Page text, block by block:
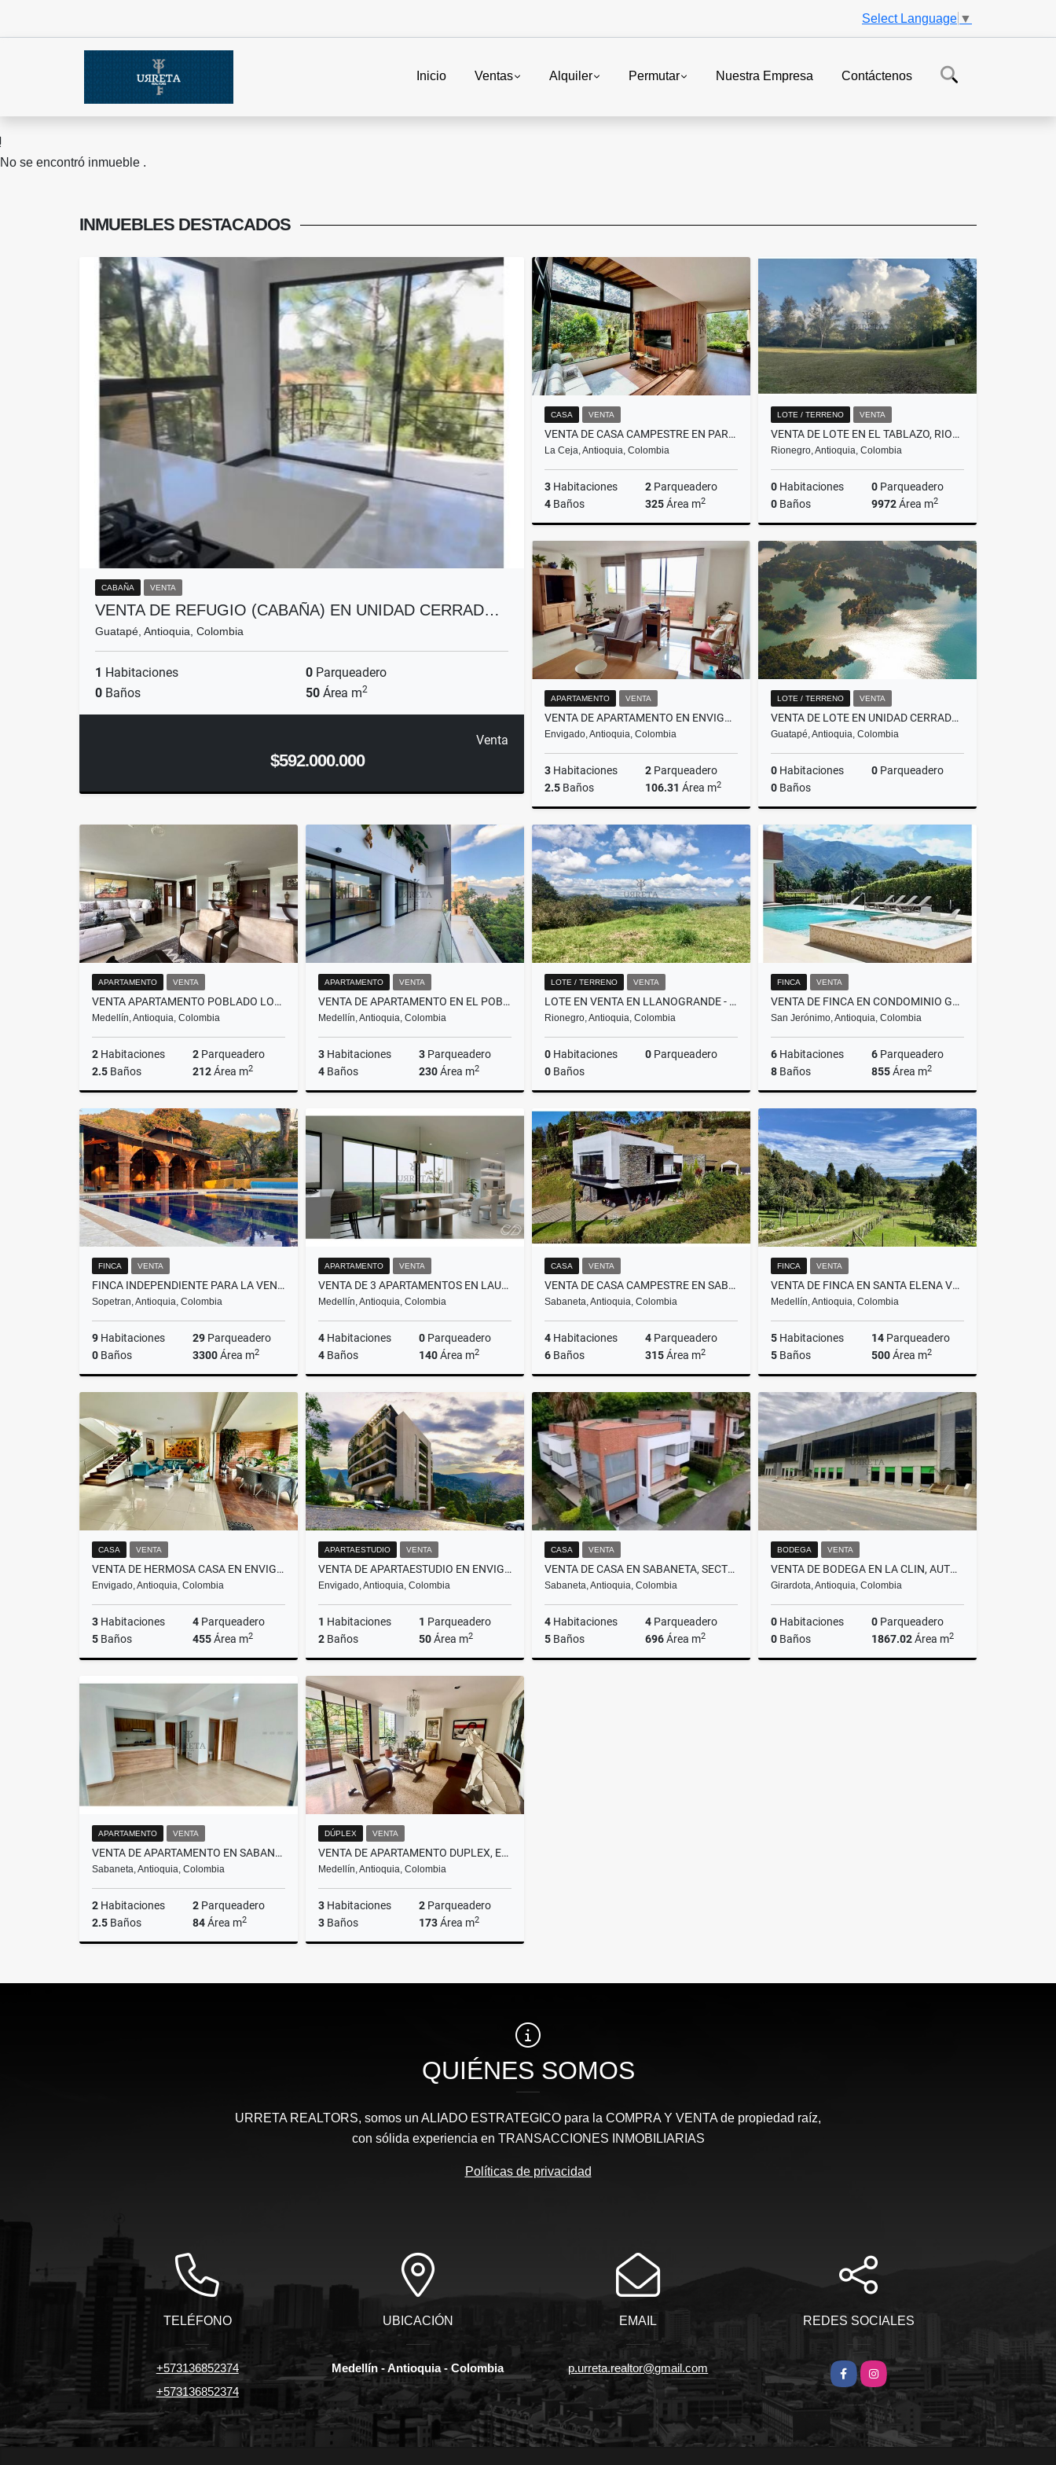
Select Language ▼
Inicio Ventas Alquiler Permutar Nuestra Empresa Contáctenos
No se encontró inmueble .
INMUEBLES DESTACADOS
CABAÑA VENTA
VENTA DE REFUGIO (CABAÑA) EN UNIDAD CERRAD…
Guatapé, Antioquia, Colombia
1 Habitaciones 0 Parqueadero
0 Baños 50 Área m2
Venta
$592.000.000
CASA VENTA
VENTA DE CASA CAMPESTRE EN PARCELACION EN LA CEJA, EL CAPIRO
La Ceja, Antioquia, Colombia
3 Habitaciones 2 Parqueadero
4 Baños 325Área m2
Venta
$2.900.000.000
LOTE / TERRENO VENTA
VENTA DE LOTE EN EL TABLAZO, RIONEGRO
Rionegro, Antioquia, Colombia
0 Habitaciones 0 Parqueadero
0 Baños 9972Área m2
Venta
$1.900.000.000
APARTAMENTO VENTA
VENTA DE APARTAMENTO EN ENVIGADO, SECTOR LA INMACULADA
Envigado, Antioquia, Colombia
3 Habitaciones 2 Parqueadero
2.5 Baños 106.31 Área m2
$680.000.000
LOTE / TERRENO VENTA
VENTA DE LOTE EN UNIDAD CERRADA, CON SALIDA AL EMBALSE - GUATAPE
Guatapé, Antioquia, Colombia
0 Habitaciones 0 Parqueadero
0 Baños
$580.000.000
APARTAMENTO VENTA
VENTA APARTAMENTO POBLADO LOMA LALINDE MEDELLÍN
Medellín, Antioquia, Colombia
2 Habitaciones 2 Parqueadero
2.5 Baños 212Área m2
Venta
$1.500.000.000
APARTAMENTO VENTA
VENTA DE APARTAMENTO EN EL POBLADO, SECTOR EL TESORO
Medellín, Antioquia, Colombia
3 Habitaciones 3 Parqueadero
4 Baños 230Área m2
Venta
$1.850.000.000
LOTE / TERRENO VENTA
LOTE EN VENTA EN LLANOGRANDE - CON NORMA PARA CONDOMINIO
Rionegro, Antioquia, Colombia
0 Habitaciones 0 Parqueadero
0 Baños
Venta
$6.233.250.000
FINCA VENTA
VENTA DE FINCA EN CONDOMINIO GUAYACANES, SAN JERONIMO, ANT. - AMOBLADA
San Jerónimo, Antioquia, Colombia
6 Habitaciones 6 Parqueadero
8 Baños 855Área m2
Venta
$4.400.000.000
FINCA VENTA
FINCA INDEPENDIENTE PARA LA VENTA EN SOPETRAN, ANTIOQUIA
Sopetran, Antioquia, Colombia
9 Habitaciones 29 Parqueadero
0 Baños 3300Área m2
$2.200.000.000
APARTAMENTO VENTA
VENTA DE 3 APARTAMENTOS EN LAURELES PARA AIRBNB RENTAS CORTAS
Medellín, Antioquia, Colombia
4 Habitaciones 0 Parqueadero
4 Baños 140Área m2
Venta
$1.600.000.000
CASA VENTA
VENTA DE CASA CAMPESTRE EN SABANETA VEREDA LAS LOMITAS
Sabaneta, Antioquia, Colombia
4 Habitaciones 4 Parqueadero
6 Baños 315Área m2
Venta
$1.900.000.000
FINCA VENTA
VENTA DE FINCA EN SANTA ELENA VEREDA EL PLAN
Medellín, Antioquia, Colombia
5 Habitaciones 14 Parqueadero
5 Baños 500Área m2
Venta
$4.500.000.000
CASA VENTA
VENTA DE HERMOSA CASA EN ENVIGADO, SECTOR LOMA LOS BENEDICTINOS
Envigado, Antioquia, Colombia
3 Habitaciones 4 Parqueadero
5 Baños 455Área m2
Venta
$2.890.000.000
APARTAESTUDIO VENTA
VENTA DE APARTAESTUDIO EN ENVIGADO, SECTOR EL ESCOBERO - AIRBNB
Envigado, Antioquia, Colombia
1 Habitaciones 1 Parqueadero
2 Baños 50Área m2
$600.000.000
CASA VENTA
VENTA DE CASA EN SABANETA, SECTOR CAÑAVERALEJO
Sabaneta, Antioquia, Colombia
4 Habitaciones 4 Parqueadero
5 Baños 696Área m2
BODEGA VENTA
VENTA DE BODEGA EN LA CLIN, AUTOPISTA NORTE (BELLO-HATILLO)
Girardota, Antioquia, Colombia
0 Habitaciones 0 Parqueadero
0 Baños 1867.02Área m2
APARTAMENTO VENTA
VENTA DE APARTAMENTO EN SABANETA, SECTOR TRES ESQUINAS
Sabaneta, Antioquia, Colombia
2 Habitaciones 2 Parqueadero
2.5 Baños 84Área m2
$690.000.000
DÚPLEX VENTA
VENTA DE APARTAMENTO DUPLEX, EN EL POBLADO, PARTE PLANA
Medellín, Antioquia, Colombia
3 Habitaciones 2 Parqueadero
3 Baños 173Área m2
$1.100.000.000
QUIÉNES SOMOS
URRETA REALTORS, somos un ALIADO ESTRATEGICO para la COMPRA Y VENTA de propiedad raíz,
con sólida experiencia en TRANSACCIONES INMOBILIARIAS
Políticas de privacidad
TELÉFONO
+573136852374
+573136852374
UBICACIÓN
Medellín - Antioquia - Colombia
EMAIL
p.urreta.realtor@gmail.com
REDES SOCIALES
FacebookInstagram